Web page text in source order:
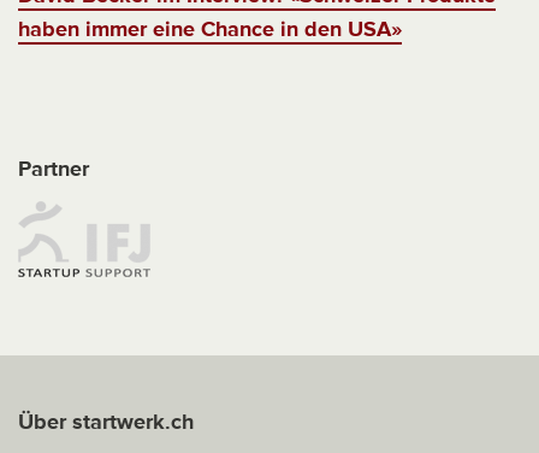
haben immer eine Chance in den USA»
Partner
Über startwerk.ch